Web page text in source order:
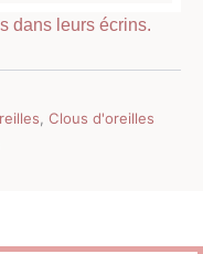
dans leurs écrins.
Clous d'oreilles